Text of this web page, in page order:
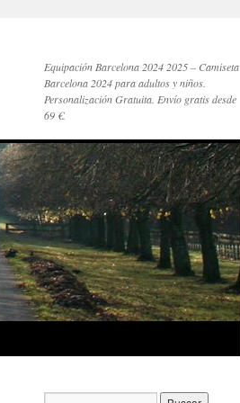
Equipación Barcelona 2024 2025 – Camiseta
Barcelona 2024 para adultos y niños.
Personalización Gratuita. Envío gratis desde
69 €.